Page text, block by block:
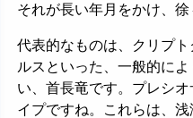
それが長い年月をかけ、徐
代表的なものは、クリプ
ルスといった、一般的に
い、首長竜です。プレシ
イプですね。これらは、